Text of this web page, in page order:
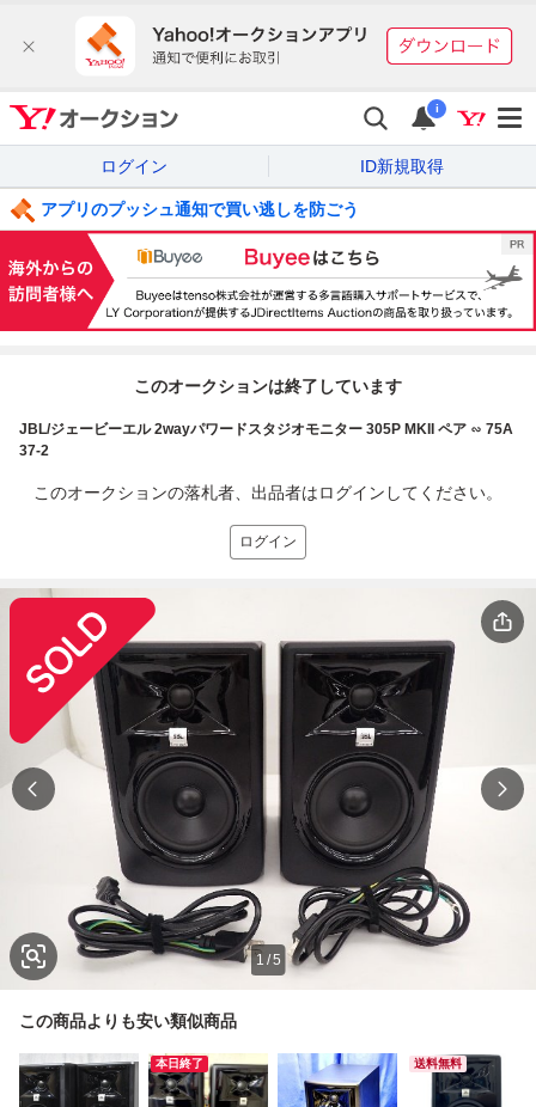
i
ログイン ID新規取得
アプリのプッシュ通知で買い逃しを防ごう
このオークションは終了しています
JBL/ジェービーエル 2wayパワードスタジオモニター 305P MKII ペア ∽ 75A
37-2
このオークションの落札者、出品者はログインしてください。
ログイン
1 /5
この商品よりも安い類似商品
本日終了 送料無料